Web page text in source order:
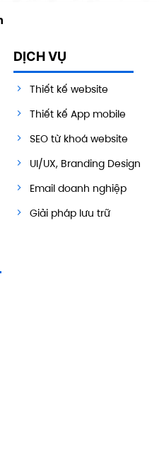
DỊCH VỤ
Thiết kế website
Thiết kế App mobile
SEO từ khoá website
UI/UX, Branding Design
Email doanh nghiệp
Giải pháp lưu trữ